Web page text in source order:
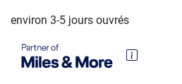
environ 3-5 jours ouvrés